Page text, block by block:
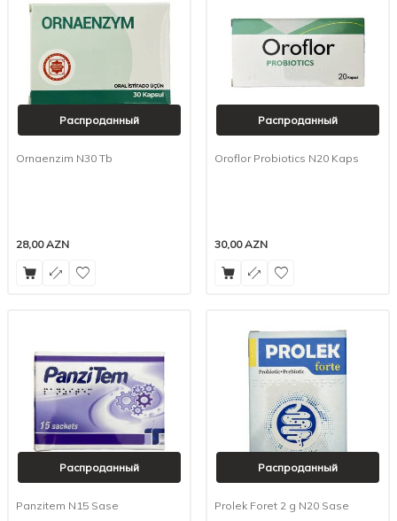
Распроданный
Ornaenzim N30 Tb
28,00AZN
Распроданный
Oroflor Probiotics N20 Kaps
30,00AZN
Распроданный
Panzitem N15 Sase
Распроданный
Prolek Foret 2 g N20 Sase